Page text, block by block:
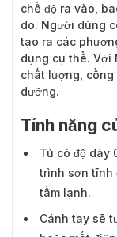
chế độ ra vào,
do. Người dùng
tạo ra các
dụng cụ thể. Với
chất lượng,
dưỡng.
Tính năng
Tủ có độ dày
trình sơn tĩnh
tấm lạnh.
Cánh tay sẽ